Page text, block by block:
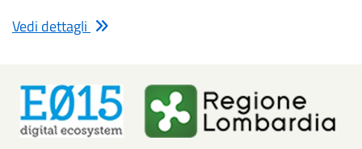
Vedi dettagli